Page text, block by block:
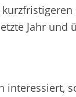
Jahr und
interessiert,